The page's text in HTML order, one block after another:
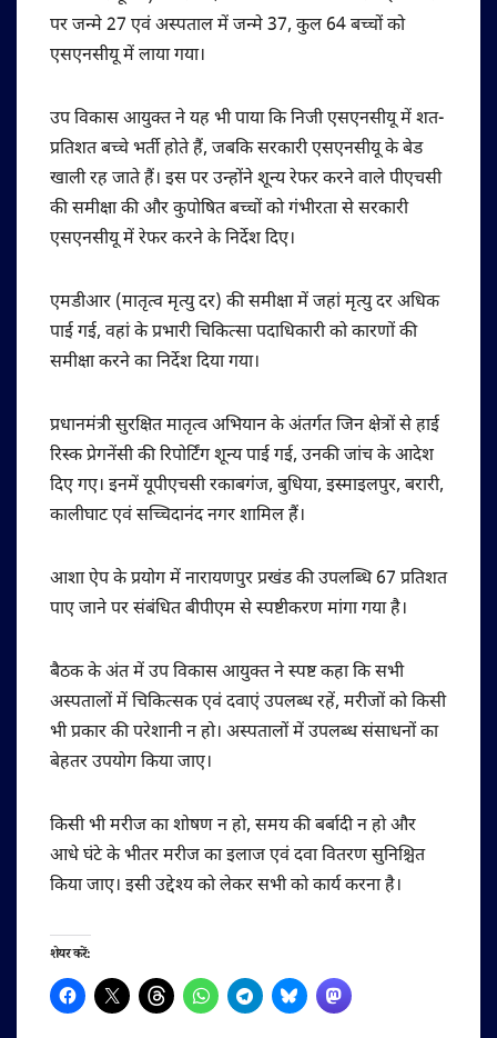
पर जन्मे 27 एवं अस्पताल में जन्मे 37, कुल 64 बच्चों को
एसएनसीयू में लाया गया।
उप विकास आयुक्त ने यह भी पाया कि निजी एसएनसीयू में शत-
प्रतिशत बच्चे भर्ती होते हैं, जबकि सरकारी एसएनसीयू के बेड
खाली रह जाते हैं। इस पर उन्होंने शून्य रेफर करने वाले पीएचसी
की समीक्षा की और कुपोषित बच्चों को गंभीरता से सरकारी
एसएनसीयू में रेफर करने के निर्देश दिए।
एमडीआर (मातृत्व मृत्यु दर) की समीक्षा में जहां मृत्यु दर अधिक
पाई गई, वहां के प्रभारी चिकित्सा पदाधिकारी को कारणों की
समीक्षा करने का निर्देश दिया गया।
प्रधानमंत्री सुरक्षित मातृत्व अभियान के अंतर्गत जिन क्षेत्रों से हाई
रिस्क प्रेगनेंसी की रिपोर्टिंग शून्य पाई गई, उनकी जांच के आदेश
दिए गए। इनमें यूपीएचसी रकाबगंज, बुधिया, इस्माइलपुर, बरारी,
कालीघाट एवं सच्चिदानंद नगर शामिल हैं।
आशा ऐप के प्रयोग में नारायणपुर प्रखंड की उपलब्धि 67 प्रतिशत
पाए जाने पर संबंधित बीपीएम से स्पष्टीकरण मांगा गया है।
बैठक के अंत में उप विकास आयुक्त ने स्पष्ट कहा कि सभी
अस्पतालों में चिकित्सक एवं दवाएं उपलब्ध रहें, मरीजों को किसी
भी प्रकार की परेशानी न हो। अस्पतालों में उपलब्ध संसाधनों का
बेहतर उपयोग किया जाए।
किसी भी मरीज का शोषण न हो, समय की बर्बादी न हो और
आधे घंटे के भीतर मरीज का इलाज एवं दवा वितरण सुनिश्चित
किया जाए। इसी उद्देश्य को लेकर सभी को कार्य करना है।
शेयर करें: